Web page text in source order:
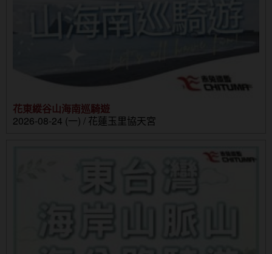
花東縱谷山海南巡騎遊
2026-08-24 (一) / 花蓮玉里協天宮